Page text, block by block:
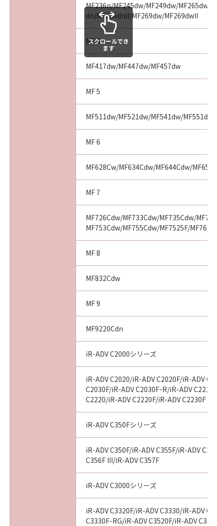
MF236n/MF245dw/MF249dw/MF265dw/
dn/MF266dnII/MF269dw/MF269dwII
MF 4
MF417dw/MF447dw/MF457dw
MF 5
MF511dw/MF521dw/MF541dw/MF551dw
MF 6
MF628Cw/MF634Cdw/MF644Cdw/
MF 7
MF726Cdw/MF733Cdw/MF735Cdw/
MF753Cdw/MF755Cdw/MF7525F/
MF 8
MF832Cdw
MF 9
MF9220Cdn
iR-ADV C2000シリーズ
iR-ADV C2020/iR-ADV C2020F/iR-ADV
C2030F/iR-ADV C2030F-R/iR-ADV
C2220/iR-ADV C2220F/iR-ADV C2230F
iR-ADV C350Fシリーズ
iR-ADV C350F/iR-ADV C355F/iR-ADV
C356F III/iR-ADV C357F
iR-ADV C3000シリーズ
iR-ADV C3320F/iR-ADV C3330/iR-ADV
C3330F-RG/iR-ADV C3520F/iR-ADV
スクロールでき
ます